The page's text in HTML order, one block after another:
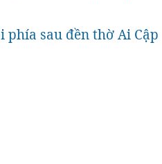
phía sau đền thờ Ai Cập